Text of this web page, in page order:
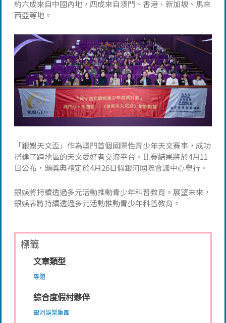
約六成來自中國內地，四成來自澳門、香港、新加坡、馬來
西亞等地。
「銀娛天文盃」作為澳門首個國際性青少年天文賽事，成功
搭建了跨地區的天文愛好者交流平台。比賽結果將於4月11
日公布，頒獎典禮定於4月26日假銀河國際會議中心舉行。
銀娛將持續透過多元活動推動青少年科普教育。展望未來，
銀娛表將持續透過多元活動推動青少年科普教育。
標籤
文章類型
專題
綜合度假村夥伴
銀河娛樂集團